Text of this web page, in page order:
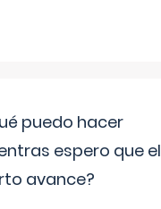
puedo hacer
espero que el
avance?